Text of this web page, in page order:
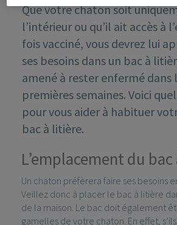
Que votre chaton soit
l’intérieur ou qu’il ait accès à
fois vacciné, vous devrez lui
ses besoins dans un bac à
amené à rester enfermé dans
premières semaines. Voici
pour vous aider à habituer
bac à litière.
L’emplacement du
Un chaton préfèrera faire ses besoins
Veillez donc à placer le bac à litière
de la maison. Le bac doit également
gamelles de votre chaton. En effet,